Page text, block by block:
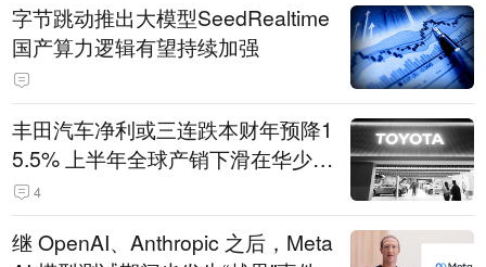
字节跳动推出大模型SeedRealtime
国产算力逻辑有望持续加强
丰田汽车净利或三连跌本财年预降1
5.5% 上半年全球产销下滑在华少卖
14.3万辆
4
继 OpenAI、Anthropic 之后，Meta